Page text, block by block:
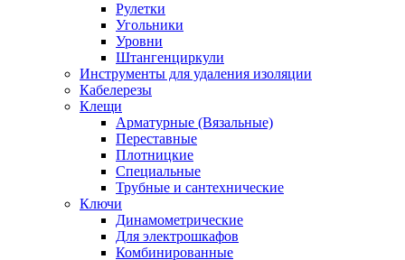
Рулетки
Угольники
Уровни
Штангенциркули
Инструменты для удаления изоляции
Кабелерезы
Клещи
Арматурные (Вязальные)
Переставные
Плотницкие
Специальные
Трубные и сантехнические
Ключи
Динамометрические
Для электрошкафов
Комбинированные